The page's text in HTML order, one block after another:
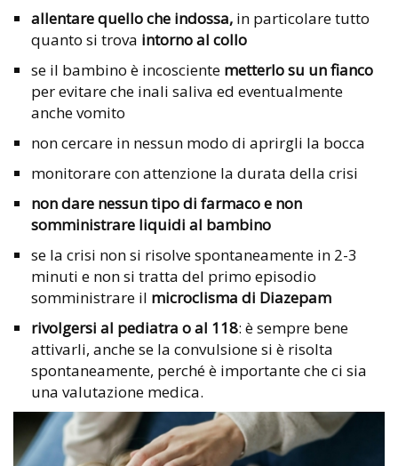
allentare quello che indossa, in particolare tutto
quanto si trova intorno al collo
se il bambino è incosciente metterlo su un fianco
per evitare che inali saliva ed eventualmente
anche vomito
non cercare in nessun modo di aprirgli la bocca
monitorare con attenzione la durata della crisi
non dare nessun tipo di farmaco e non
somministrare liquidi al bambino
se la crisi non si risolve spontaneamente in 2-3
minuti e non si tratta del primo episodio
somministrare il microclisma di Diazepam
rivolgersi al pediatra o al 118: è sempre bene
attivarli, anche se la convulsione si è risolta
spontaneamente, perché è importante che ci sia
una valutazione medica.